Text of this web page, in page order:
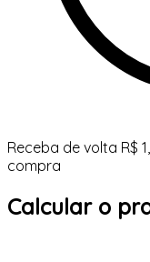
Receba de volta R$
compra
Calcular o